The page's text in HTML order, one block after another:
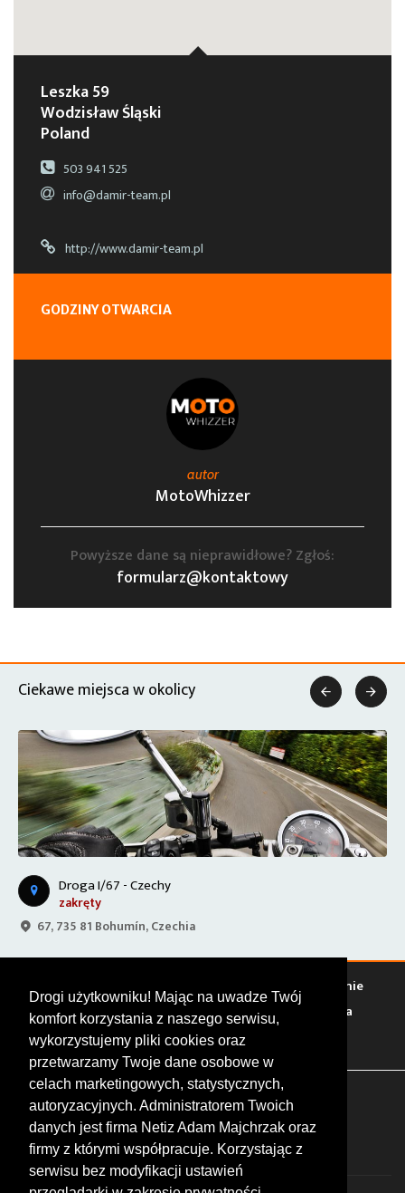
Drogi użytkowniku! Mając na uwadze Twój
komfort korzystania z naszego serwisu,
wykorzystujemy pliki cookies oraz
przetwarzamy Twoje dane osobowe w
celach marketingowych, statystycznych,
autoryzacyjnych. Administratorem Twoich
danych jest firma Netiz Adam Majchrzak oraz
firmy z którymi współpracuje. Korzystając z
serwisu bez modyfikacji ustawień
Leszka 59
Wodzisław Śląski
Poland
503 941 525
info@damir-team.pl
http://www.damir-team.pl
GODZINY OTWARCIA
autor
MotoWhizzer
Powyższe dane są nieprawidłowe? Zgłoś:
formularz@kontaktowy
Ciekawe miejsca w okolicy
Droga I/67 - Czechy
zakręty
67, 735 81 Bohumín, Czechia
 
Warto zobaczyć Serwisy Stacje paliw
Jedzenie
Bary Zakwaterowanie Tory Zloty Rajdy
Spotkania
Targi Giełdy Szkolenia
FOLLOW US